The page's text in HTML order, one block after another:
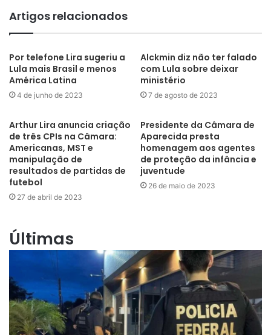
Artigos relacionados
Por telefone Lira sugeriu a
Lula mais Brasil e menos
América Latina
4 de junho de 2023
Alckmin diz não ter falado
com Lula sobre deixar
ministério
7 de agosto de 2023
Arthur Lira anuncia criação
de três CPIs na Câmara:
Americanas, MST e
manipulação de
resultados de partidas de
futebol
27 de abril de 2023
Presidente da Câmara de
Aparecida presta
homenagem aos agentes
de proteção da infância e
juventude
26 de maio de 2023
Últimas